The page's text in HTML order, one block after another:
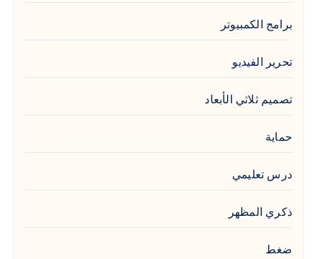
برامج الكمبيوتر
تحرير الفيديو
تصميم ثلاثي الأبعاد
حماية
درس تعليمي
ذكري المظهر
ضغط